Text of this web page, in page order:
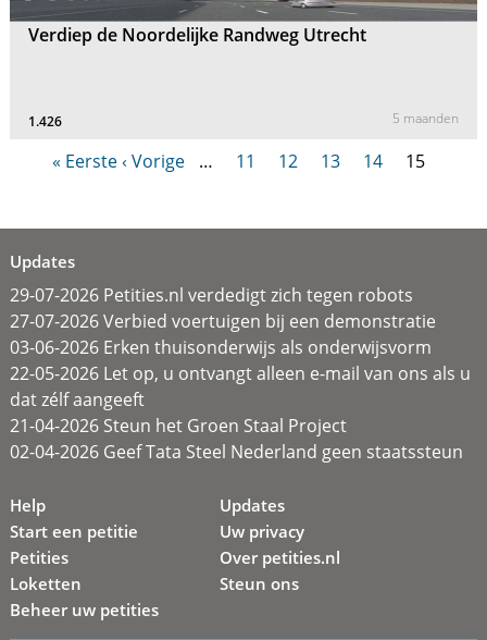
Verdiep de Noordelijke Randweg Utrecht
1.426 5 maanden
« Eerste‹ Vorige … 11 12 13 14 15
Updates
29-07-2026 Petities.nl verdedigt zich tegen robots
27-07-2026 Verbied voertuigen bij een demonstratie
03-06-2026 Erken thuisonderwijs als onderwijsvorm
22-05-2026 Let op, u ontvangt alleen e-mail van ons als u
dat zélf aangeeft
21-04-2026 Steun het Groen Staal Project
02-04-2026 Geef Tata Steel Nederland geen staatssteun
Help
Start een petitie
Petities
Loketten
Beheer uw petities
Updates
Uw privacy
Over petities.nl
Steun ons